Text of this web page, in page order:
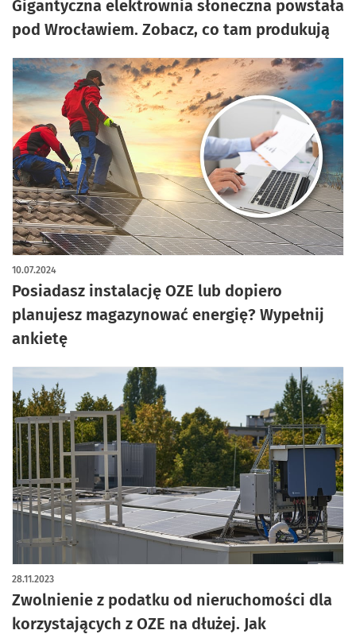
Gigantyczna elektrownia słoneczna powstała
pod Wrocławiem. Zobacz, co tam produkują
Posiadasz instalację OZE lub dopiero
planujesz magazynować energię? Wypełnij
ankietę
10.07.2024
Zwolnienie z podatku od nieruchomości dla
korzystających z OZE na dłużej. Jak
28.11.2023